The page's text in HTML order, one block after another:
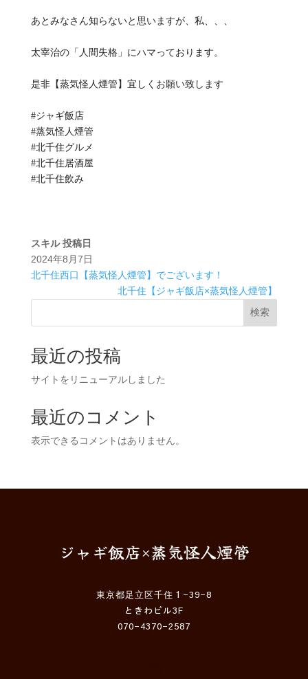
あとみなさん知らないと思いますが、私、、、
太宰治の「人間失格」にハマっております。
是非【蒸気怪人煙管】宜しくお願い致します
#ジャギ飯店
#蒸気怪人煙管
#北千住グルメ
#北千住居酒屋
#北千住飲み
スキル 投稿日
2024年8月7日
北千住西口【蒸気怪人煙管】でございます！
北千住【ジャギ飯店×蒸気怪人煙管】
検索
最近の投稿
サイトをリニューアルしました
最近のコメント
表示できるコメントはありません。
ジャギ飯店×蒸気怪人煙管
東京都足立区千住１-39-8
ときわビル3F
070-4370-2587